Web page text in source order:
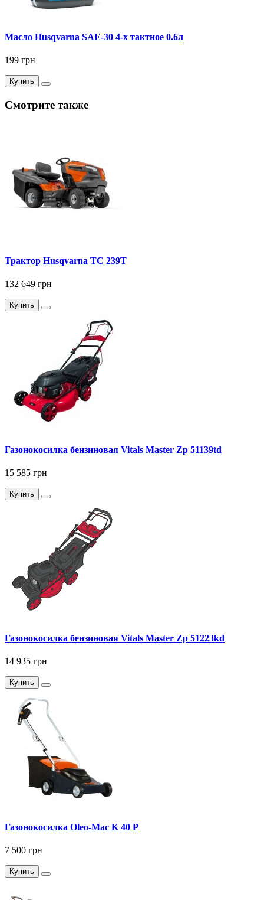
Масло Husqvarna SAE-30 4-х тактное 0.6л
199 грн
Купить
Смотрите также
Трактор Husqvarna TC 239T
132 649 грн
Купить
Газонокосилка бензиновая Vitals Master Zp 51139td
15 585 грн
Купить
Газонокосилка бензиновая Vitals Master Zp 51223kd
14 935 грн
Купить
Газонокосилка Оlео-Маc K 40 P
7 500 грн
Купить